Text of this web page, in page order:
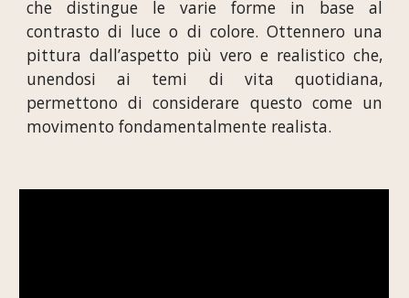
che distingue le varie forme in base al
contrasto di luce o di colore. Ottennero una
pittura dall’aspetto più vero e realistico che,
unendosi ai temi di vita quotidiana,
permettono di considerare questo come un
movimento fondamentalmente realista.